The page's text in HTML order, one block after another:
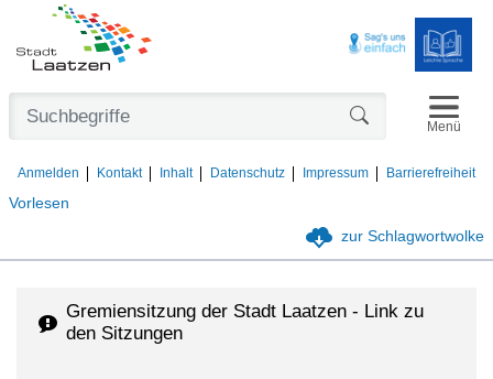
Vorlesen
Anmelden Kontakt Inhalt Datenschutz Impressum Barrierefreiheit
Menü
zur Schlagwortwolke
Gremiensitzung der Stadt Laatzen - Link zu
den Sitzungen